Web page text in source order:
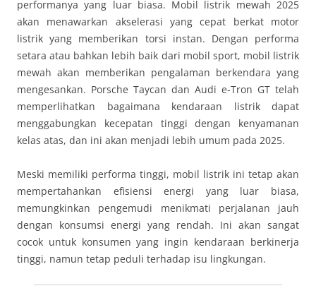
performanya yang luar biasa. Mobil listrik mewah 2025
akan menawarkan akselerasi yang cepat berkat motor
listrik yang memberikan torsi instan. Dengan performa
setara atau bahkan lebih baik dari mobil sport, mobil listrik
mewah akan memberikan pengalaman berkendara yang
mengesankan. Porsche Taycan dan Audi e-Tron GT telah
memperlihatkan bagaimana kendaraan listrik dapat
menggabungkan kecepatan tinggi dengan kenyamanan
kelas atas, dan ini akan menjadi lebih umum pada 2025.
Meski memiliki performa tinggi, mobil listrik ini tetap akan
mempertahankan efisiensi energi yang luar biasa,
memungkinkan pengemudi menikmati perjalanan jauh
dengan konsumsi energi yang rendah. Ini akan sangat
cocok untuk konsumen yang ingin kendaraan berkinerja
tinggi, namun tetap peduli terhadap isu lingkungan.